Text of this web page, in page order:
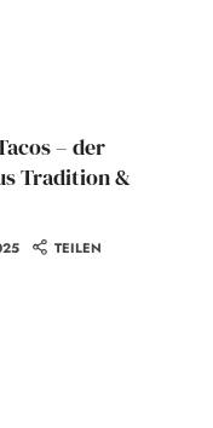
– der
Tradition &
TEILEN